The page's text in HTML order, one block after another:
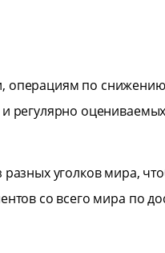
операциям по
регулярно
уголков мира,
со всего мира по